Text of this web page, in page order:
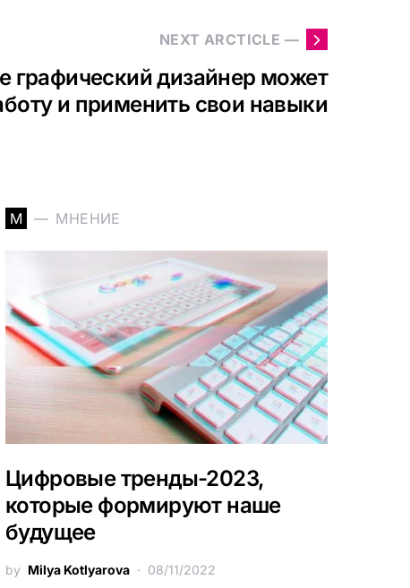
NEXT ARCTICLE —
графический дизайнер может
и применить свои навыки
М МНЕНИЕ
Цифровые тренды-2023,
которые формируют наше
будущее
by Milya Kotlyarova 08/11/2022